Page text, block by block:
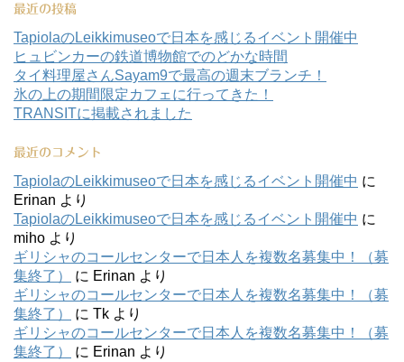
最近の投稿
TapiolaのLeikkimuseoで日本を感じるイベント開催中
ヒュビンカーの鉄道博物館でのどかな時間
タイ料理屋さんSayam9で最高の週末ブランチ！
氷の上の期間限定カフェに行ってきた！
TRANSITに掲載されました
最近のコメント
TapiolaのLeikkimuseoで日本を感じるイベント開催中 に
Erinan より
TapiolaのLeikkimuseoで日本を感じるイベント開催中 に
miho より
ギリシャのコールセンターで日本人を複数名募集中！（募
集終了）
に Erinan より
ギリシャのコールセンターで日本人を複数名募集中！（募
集終了）
に Tk より
ギリシャのコールセンターで日本人を複数名募集中！（募
集終了）
に Erinan より